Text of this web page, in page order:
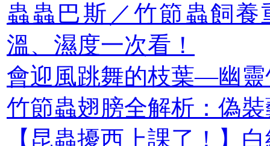
蟲蟲巴斯／竹節蟲飼
溫、濕度一次看！
會迎風跳舞的枝葉—幽靈
竹節蟲翅膀全解析：偽
【昆蟲擾西上課了！】